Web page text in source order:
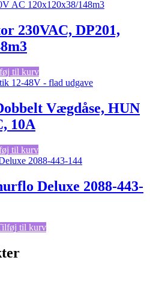
230VAC, DP201,
til kurv
Vægdåse, HUN
10A
til kurv
Deluxe 2088-443-
til kurv